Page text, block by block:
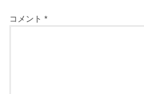
コメント*